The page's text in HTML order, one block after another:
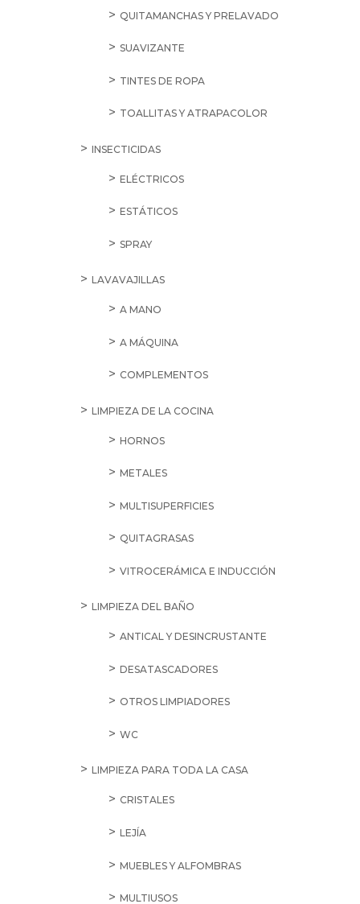
QUITAMANCHAS Y PRELAVADO
SUAVIZANTE
TINTES DE ROPA
TOALLITAS Y ATRAPACOLOR
INSECTICIDAS
ELÉCTRICOS
ESTÁTICOS
SPRAY
LAVAVAJILLAS
A MANO
A MÁQUINA
COMPLEMENTOS
LIMPIEZA DE LA COCINA
HORNOS
METALES
MULTISUPERFICIES
QUITAGRASAS
VITROCERÁMICA E INDUCCIÓN
LIMPIEZA DEL BAÑO
ANTICAL Y DESINCRUSTANTE
DESATASCADORES
OTROS LIMPIADORES
WC
LIMPIEZA PARA TODA LA CASA
CRISTALES
LEJÍA
MUEBLES Y ALFOMBRAS
MULTIUSOS